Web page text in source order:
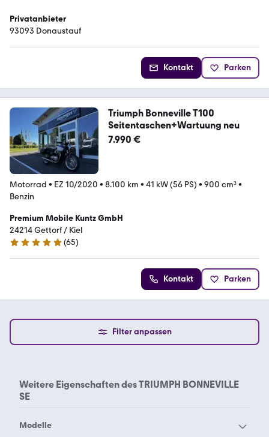
Privatanbieter
93093 Donaustauf
Kontakt Parken
Triumph Bonneville T100
Seitentaschen+Wartuung neu
7.990 €
Motorrad • EZ 10/2020 • 8.100 km • 41 kW (56 PS) • 900 cm³•
Benzin
Premium Mobile Kuntz GmbH
24214 Gettorf / Kiel
4.9 Sterne
(65)
Kontakt Parken
Filter anpassen
Weitere Eigenschaften desTRIUMPH BONNEVILLE
SE
Modelle